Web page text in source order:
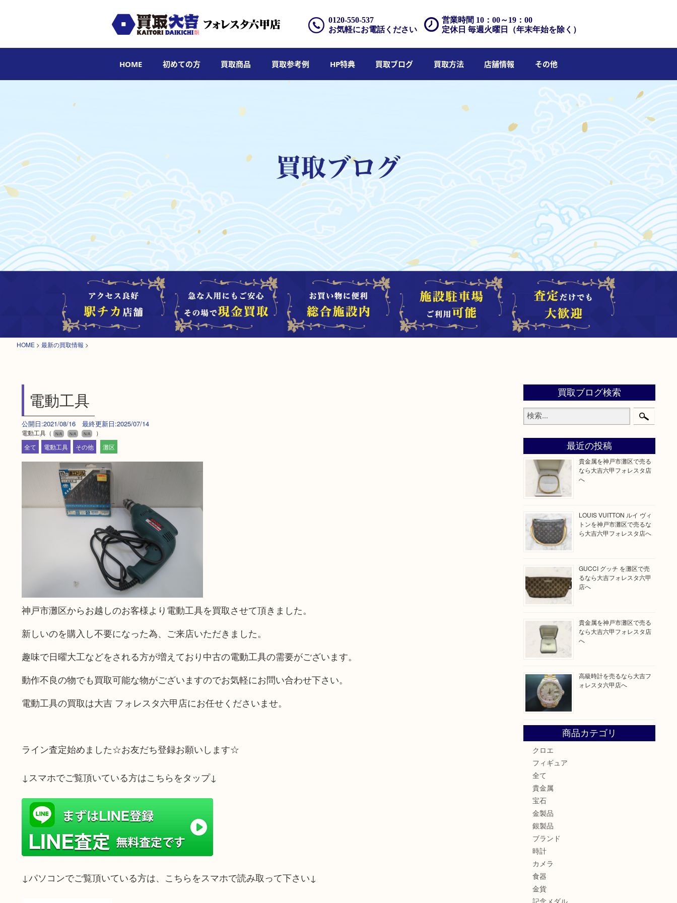
営業時間 10：00～19：00
定休日 毎週火曜日（年末年始を除く）
0120-550-537
お気軽にお電話ください
HOME 初めての方 買取商品 買取参考例 HP特典 買取ブログ 買取方法 店舗情報 その他
HOME > 最新の買取情報 >
電動工具
公開日:2021/08/16 最終更新日:2025/07/14
電動工具（ N/A N/A N/A
）
全て
電動工具 その他 灘区
神戸市灘区からお越しのお客様より電動工具を買取させて頂きました。
新しいのを購入し不要になった為、ご来店いただきました。
趣味で日曜大工などをされる方が増えており中古の電動工具の需要がございます。
動作不良の物でも買取可能な物がございますのでお気軽にお問い合わせ下さい。
電動工具の買取は大吉 フォレスタ六甲店にお任せくださいませ。
ライン査定始めました☆お友だち登録お願いします☆
↓スマホでご覧頂いている方はこちらをタップ↓
↓パソコンでご覧頂いている方は、こちらをスマホで読み取って下さい↓
買取ブログ検索
最近の投稿
貴金属を神戸市灘区で売る
なら大吉六甲フォレスタ店
へ
LOUIS VUITTON ルイ ヴィ
トンを神戸市灘区で売るな
ら大吉六甲フォレスタ店へ
GUCCI グッチ を灘区で売
るなら大吉フォレスタ六甲
店へ
貴金属を神戸市灘区で売る
なら大吉六甲フォレスタ店
へ
高級時計を売るなら大吉フ
ォレスタ六甲店へ
商品カテゴリ
クロエ
フィギュア
全て
貴金属
宝石
金製品
銀製品
ブランド
時計
カメラ
食器
金貨
記念メダル